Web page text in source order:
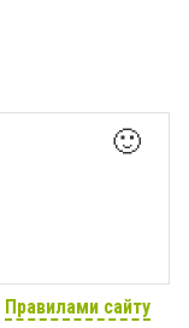
🙂
Правилами сайту